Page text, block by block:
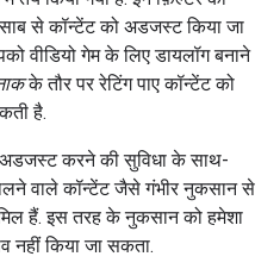
से कॉन्टेंट को अडजस्ट किया जा
वीडियो गेम के लिए डायलॉग बनाने
के तौर पर रेटिंग पाए कॉन्टेंट को
है.
अडजस्ट करने की सुविधा के साथ-
वाले कॉन्टेंट जैसे गंभीर नुकसान से
हैं. इस तरह के नुकसान को हमेशा
नहीं किया जा सकता.